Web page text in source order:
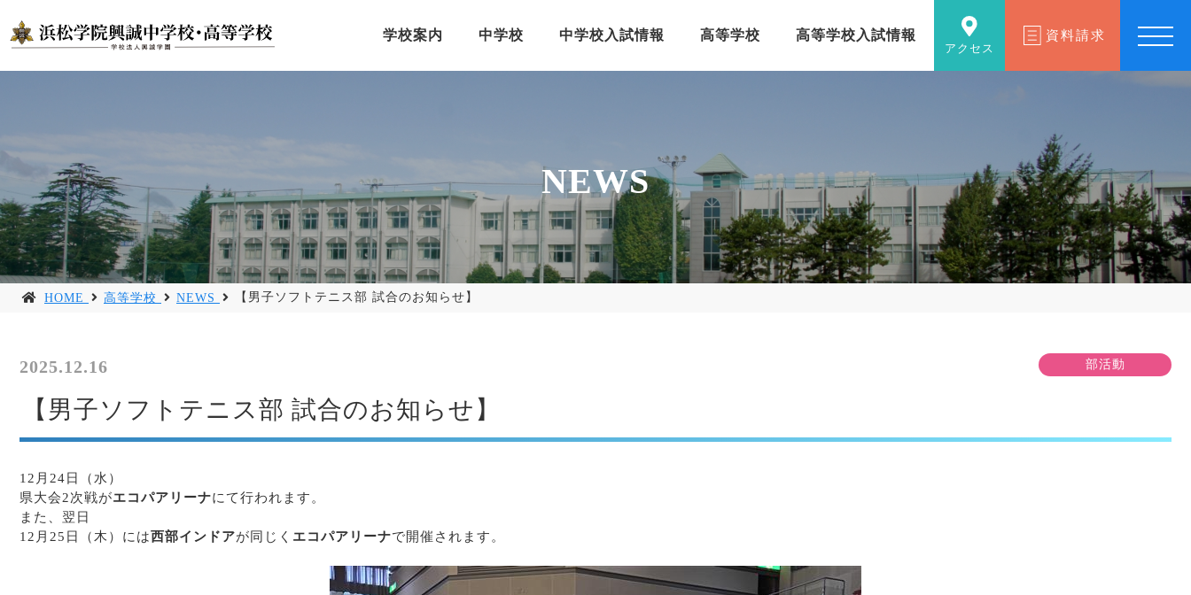
学校案内 中学校 中学校入試情報 高等学校 高等学校入試情報
アクセス
資料請求
NEWS
HOME 高等学校 NEWS 【男子ソフトテニス部 試合のお知らせ】
2025.12.16
【男子ソフトテニス部 試合のお知らせ】
12月24日（水）
県大会2次戦がエコパアリーナにて行われます。
また、翌日
12月25日（木）には西部インドアが同じく エコパアリーナで開催されます。